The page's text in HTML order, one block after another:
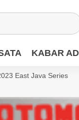
KABAR
East Java Series